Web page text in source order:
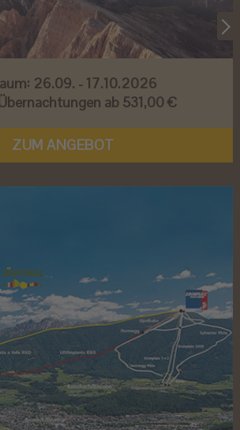
26.09. - 17.10.2026
ab 531,00 €
ZUM ANGEBOT